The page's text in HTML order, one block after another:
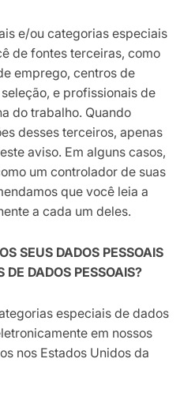
e/ou categorias especiais
de fontes terceiras, como
emprego, centros de
e profissionais de
do trabalho. Quando
desses terceiros, apenas
aviso. Em alguns casos,
um controlador de suas
que você leia a
a cada um deles.
SEUS DADOS PESSOAIS
DE DADOS PESSOAIS?
especiais de dados
em nossos
nos Estados Unidos da